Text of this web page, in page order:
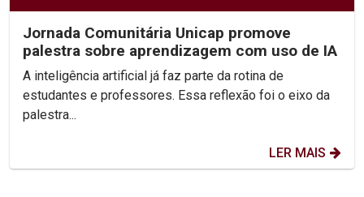
Jornada Comunitária Unicap promove
palestra sobre aprendizagem com uso de IA
A inteligência artificial já faz parte da rotina de
estudantes e professores. Essa reflexão foi o eixo da
palestra...
LER MAIS